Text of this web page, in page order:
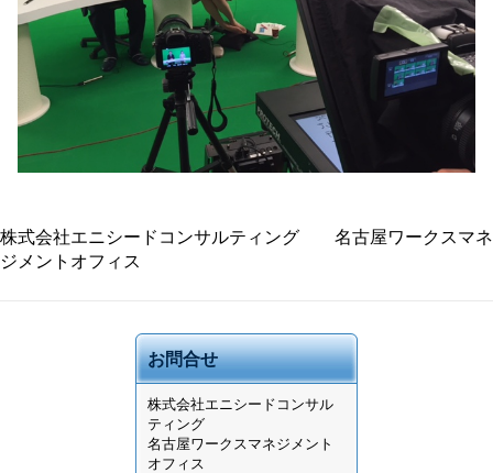
株式会社エニシードコンサルティング 名古屋ワークスマネ
ジメントオフィス
お問合せ
株式会社エニシードコンサル
ティング
名古屋ワークスマネジメント
オフィス